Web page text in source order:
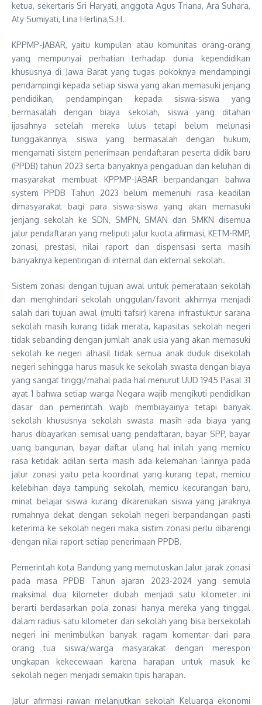
ketua, sekertaris Sri Haryati, anggota Agus Triana, Ara Suhara,
Aty Sumiyati, Lina Herlina,S.H.
KPPMP-JABAR, yaitu kumpulan atau komunitas orang-orang
yang mempunyai perhatian terhadap dunia kependidikan
khususnya di Jawa Barat yang tugas pokoknya mendampingi
pendampingi kepada setiap siswa yang akan memasuki jenjang
pendidikan, pendampingan kepada siswa-siswa yang
bermasalah dengan biaya sekolah, siswa yang ditahan
ijasahnya setelah mereka lulus tetapi belum melunasi
tunggakannya, siswa yang bermasalah dengan hukum,
mengamati sistem penerimaan pendaftaran peserta didik baru
(PPDB) tahun 2023 serta banyaknya pengaduan dan keluhan di
masyarakat membuat KPPMP-JABAR berpandangan bahwa
system PPDB Tahun 2023 belum memenuhi rasa keadilan
dimasyarakat bagi para siswa-siswa yang akan memasuki
jenjang sekolah ke SDN, SMPN, SMAN dan SMKN disemua
jalur pendaftaran yang meliputi jalur kuota afirmasi, KETM-RMP,
zonasi, prestasi, nilai raport dan dispensasi serta masih
banyaknya kepentingan di internal dan ekternal sekolah.
Sistem zonasi dengan tujuan awal untuk pemerataan sekolah
dan menghindari sekolah unggulan/favorit akhirnya menjadi
salah dari tujuan awal (multi tafsir) karena infrastuktur sarana
sekolah masih kurang tidak merata, kapasitas sekolah negeri
tidak sebanding dengan jumlah anak usia yang akan memasuki
sekolah ke negeri alhasil tidak semua anak duduk disekolah
negeri sehingga harus masuk ke sekolah swasta dengan biaya
yang sangat tinggi/mahal pada hal menurut UUD 1945 Pasal 31
ayat 1 bahwa setiap warga Negara wajib mengikuti pendidikan
dasar dan pemerintah wajib membiayainya tetapi banyak
sekolah khususnya sekolah swasta masih ada biaya yang
harus dibayarkan semisal uang pendaftaran, bayar SPP, bayar
uang bangunan, bayar daftar ulang hal inilah yang memicu
rasa ketidak adilan serta masih ada kelemahan lainnya pada
jalur zonasi yaitu peta koordinat yang kurang tepat, memicu
kelebihan daya tampung sekolah, memicu kecurangan baru,
minat belajar siswa kurang dikarenakan siswa yang jaraknya
rumahnya dekat dengan sekolah negeri berpandangan pasti
keterima ke sekolah negeri maka sistim zonasi perlu dibarengi
dengan nilai raport setiap penerimaan PPDB.
Pemerintah kota Bandung yang memutuskan Jalur jarak zonasi
pada masa PPDB Tahun ajaran 2023-2024 yang semula
maksimal dua kilometer diubah menjadi satu kilometer ini
berarti berdasarkan pola zonasi hanya mereka yang tinggal
dalam radius satu kilometer dari sekolah yang bisa bersekolah
negeri ini menimbulkan banyak ragam komentar dari para
orang tua siswa/warga masyarakat dengan merespon
ungkapan kekecewaan karena harapan untuk masuk ke
sekolah negeri menjadi semakin tipis harapan.
Jalur afirmasi rawan melanjutkan sekolah Keluarga ekonomi